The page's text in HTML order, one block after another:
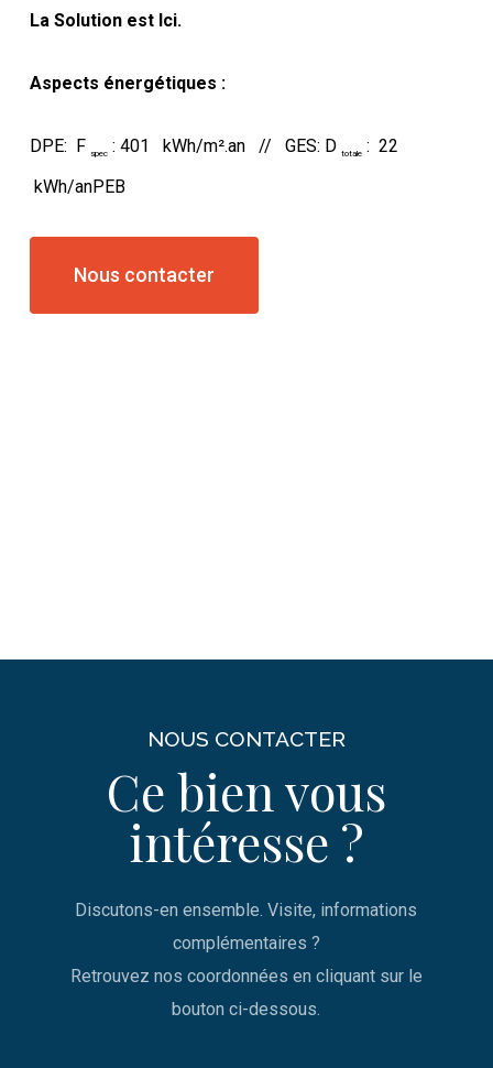
La Solution est Ici.
Aspects énergétiques :
DPE: F spec : 401 kWh/m².an // GES: D totale : 22
kWh/anPEB
Nous contacter
NOUS CONTACTER
Ce bien vous
intéresse ?
Discutons-en ensemble. Visite, informations
complémentaires ?
Retrouvez nos coordonnées en cliquant sur le
bouton ci-dessous.